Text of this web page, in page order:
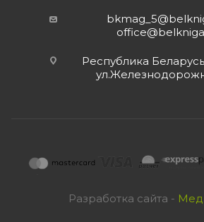
Республика
Разработка сайта -